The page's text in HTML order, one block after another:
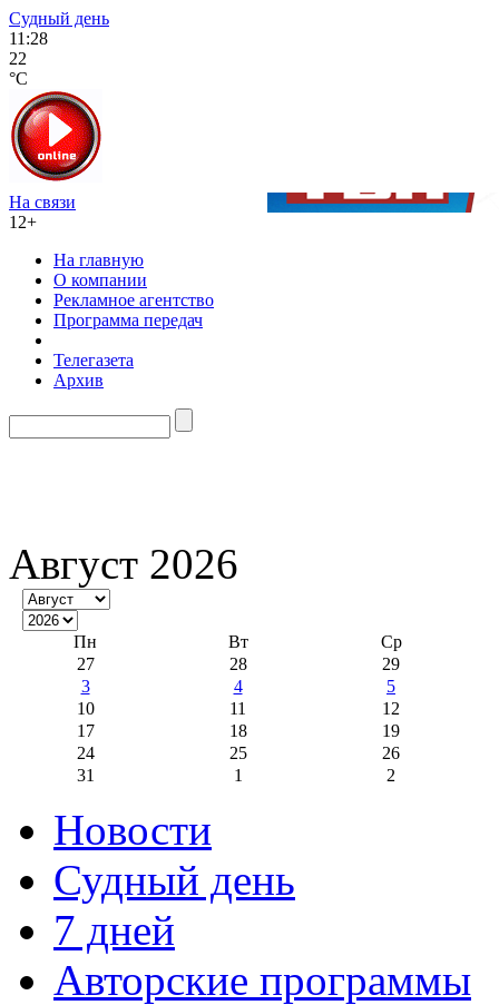
Судный день
11:28
22
°C
На связи
12+
На главную
О компании
Рекламное агентство
Программа передач
Телегазета
Архив
Август 2026
Пн Вт
Ср
27
28
29
3
4
5
10
11
12
17
18
19
24
25
26
31
1 2
Новости
Судный день
7 дней
Авторские программы